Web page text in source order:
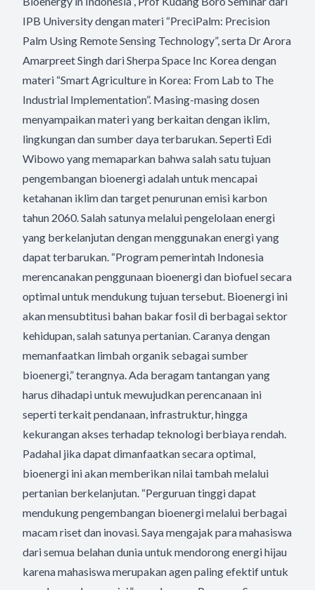
IPB University dengan materi “PreciPalm: Precision
Palm Using Remote Sensing Technology”, serta Dr Arora
Amarpreet Singh dari Sherpa Space Inc Korea dengan
materi “Smart Agriculture in Korea: From Lab to The
Industrial Implementation”. Masing-masing dosen
menyampaikan materi yang berkaitan dengan iklim,
lingkungan dan sumber daya terbarukan. Seperti Edi
Wibowo yang memaparkan bahwa salah satu tujuan
pengembangan bioenergi adalah untuk mencapai
ketahanan iklim dan target penurunan emisi karbon
tahun 2060. Salah satunya melalui pengelolaan energi
yang berkelanjutan dengan menggunakan energi yang
dapat terbarukan. “Program pemerintah Indonesia
merencanakan penggunaan bioenergi dan biofuel secara
optimal untuk mendukung tujuan tersebut. Bioenergi ini
akan mensubtitusi bahan bakar fosil di berbagai sektor
kehidupan, salah satunya pertanian. Caranya dengan
memanfaatkan limbah organik sebagai sumber
bioenergi,” terangnya. Ada beragam tantangan yang
harus dihadapi untuk mewujudkan perencanaan ini
seperti terkait pendanaan, infrastruktur, hingga
kekurangan akses terhadap teknologi berbiaya rendah.
Padahal jika dapat dimanfaatkan secara optimal,
bioenergi ini akan memberikan nilai tambah melalui
pertanian berkelanjutan. “Perguruan tinggi dapat
mendukung pengembangan bioenergi melalui berbagai
macam riset dan inovasi. Saya mengajak para mahasiswa
dari semua belahan dunia untuk mendorong energi hijau
karena mahasiswa merupakan agen paling efektif untuk